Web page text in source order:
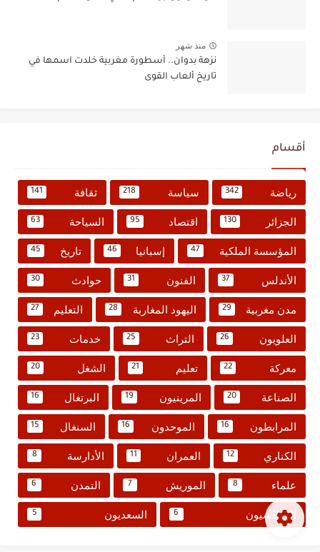
منذ شهر
نزهة بدوان.. أسطورة مغربية خلدت اسمها في
تاريخ ألعاب القوى
أقسام
رياضة 342 سياسة 218 ثقافة 141
الجزائر 130 اقتصاد 95 السياحة 63
المؤسسة الملكية 47 إسبانيا 46 تاريخ 45
الأندلس 37 الفنون 31 حوادث 30
مدن مغربية 29 اليهود المغاربة 28 التعليم 27
العلويون 26 التراث 25 خدمات 23
معركة 22 تعليم 21 الشغل 20
الصناعة 20 المرينيون 19 البرتغال 16
المرابطون 16 الموحدون 16 السنغال 15
الكناري 12 العمران 11 الأدارسة 8
علماء 8 الموريش 7 التمدن 6
الوطاسيون 6 السعديون 5